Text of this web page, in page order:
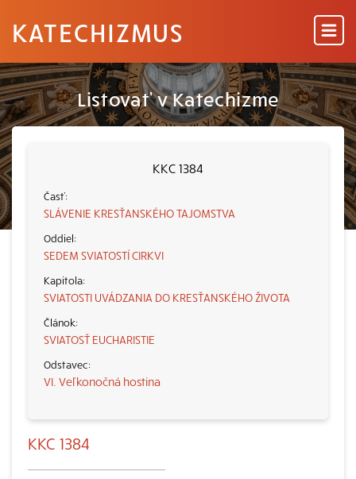
KATECHIZMUS
Listovať v Katechizme
KKC 1384
SLÁVENIE KRESŤANSKÉHO TAJOMSTVA
SEDEM SVIATOSTÍ CIRKVI
SVIATOSTI UVÁDZANIA DO KRESŤANSKÉHO ŽIVOTA
SVIATOSŤ EUCHARISTIE
VI. Veľkonočná hostina
KKC 1384